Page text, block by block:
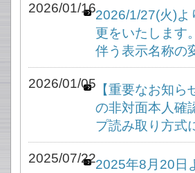
2026/01/162026/1/27(火)よ
更をいたしま
伴う表示名称の
2026/01/05 【重要なお知
の非対面本人確
プ読み取り方式
2025/07/222025年8月20日